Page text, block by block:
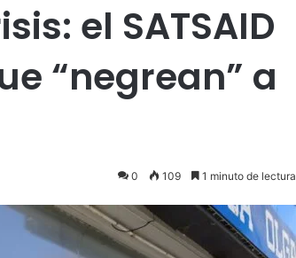
el SATSAID
“negrean” a
0 109 1 minuto de lectura